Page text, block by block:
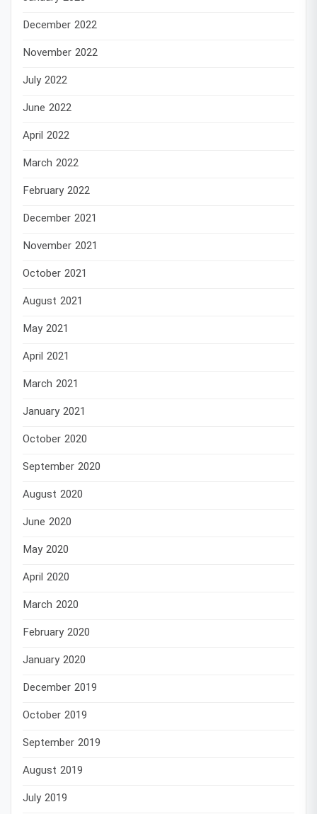
December 2022
November 2022
July 2022
June 2022
April 2022
March 2022
February 2022
December 2021
November 2021
October 2021
August 2021
May 2021
April 2021
March 2021
January 2021
October 2020
September 2020
August 2020
June 2020
May 2020
April 2020
March 2020
February 2020
January 2020
December 2019
October 2019
September 2019
August 2019
July 2019